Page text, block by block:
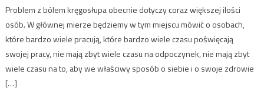
Problem z bólem kręgosłupa obecnie dotyczy coraz większej ilości
osób. W głównej mierze będziemy w tym miejscu mówić o osobach,
które bardzo wiele pracują, które bardzo wiele czasu poświęcają
swojej pracy, nie mają zbyt wiele czasu na odpoczynek, nie mają zbyt
wiele czasu na to, aby we właściwy sposób o siebie i o swoje zdrowie
[…]